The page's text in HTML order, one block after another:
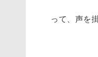
って、声を